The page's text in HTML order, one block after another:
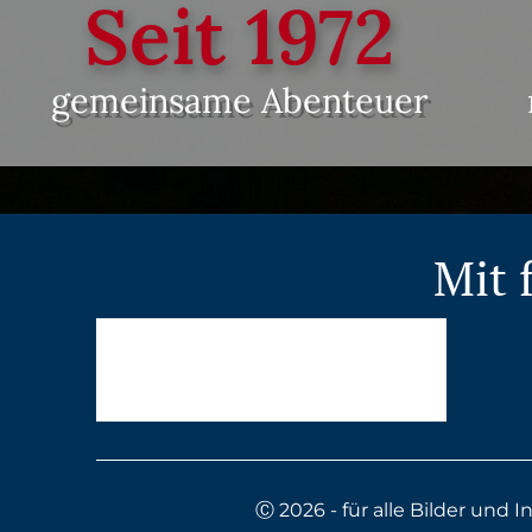
gemeinsame Abenteuer
Seit 1972
Mit
Ⓒ 2026 - für alle Bilder und